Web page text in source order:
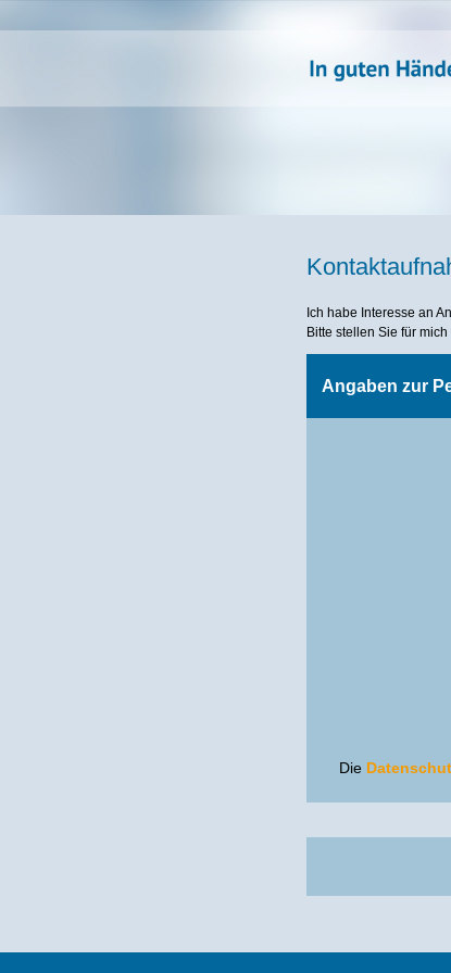
Ich habe Interesse an
Bitte stellen Sie für
Angaben zur
Die